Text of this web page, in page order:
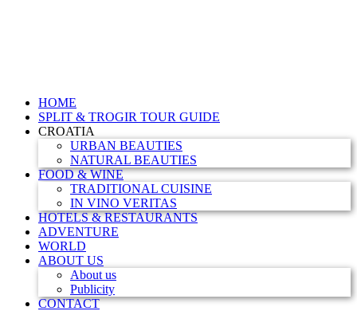
HOME
SPLIT & TROGIR TOUR GUIDE
CROATIA
URBAN BEAUTIES
NATURAL BEAUTIES
FOOD & WINE
TRADITIONAL CUISINE
IN VINO VERITAS
HOTELS & RESTAURANTS
ADVENTURE
WORLD
ABOUT US
About us
Publicity
CONTACT